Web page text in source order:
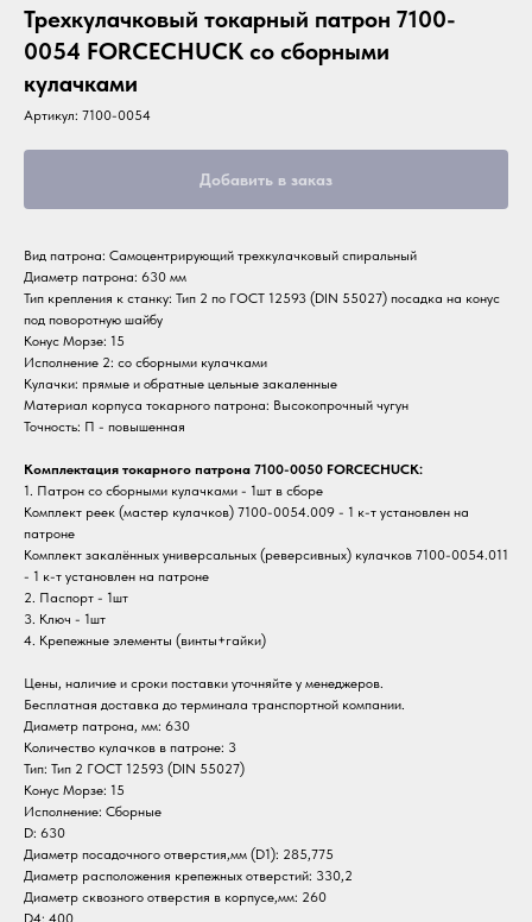
Трехкулачковый токарный патрон 7100-
0054 FORCECHUCK со сборными
кулачками
Артикул: 7100-0054
Добавить в заказ
Вид патрона: Самоцентрирующий трехкулачковый спиральный
Диаметр патрона: 630 мм
Тип крепления к станку: Тип 2 по ГОСТ 12593 (DIN 55027) посадка на конус
под поворотную шайбу
Конус Морзе: 15
Исполнение 2: со сборными кулачками
Кулачки: прямые и обратные цельные закаленные
Материал корпуса токарного патрона: Высокопрочный чугун
Точность: П - повышенная
Комплектация токарного патрона 7100-0050 FORCECHUCK:
1. Патрон со сборными кулачками - 1шт в сборе
Комплект реек (мастер кулачков) 7100-0054.009 - 1 к-т установлен на
патроне
Комплект закалённых универсальных (реверсивных) кулачков 7100-0054.011
- 1 к-т установлен на патроне
2. Паспорт - 1шт
3. Ключ - 1шт
4. Крепежные элементы (винты+гайки)
Цены, наличие и сроки поставки уточняйте у менеджеров.
Бесплатная доставка до терминала транспортной компании.
Диаметр патрона, мм: 630
Количество кулачков в патроне: 3
Тип: Тип 2 ГОСТ 12593 (DIN 55027)
Конус Морзе: 15
Исполнение: Сборные
D: 630
Диаметр посадочного отверстия,мм (D1): 285,775
Диаметр расположения крепежных отверстий: 330,2
Диаметр сквозного отверстия в корпусе,мм: 260
D4: 400